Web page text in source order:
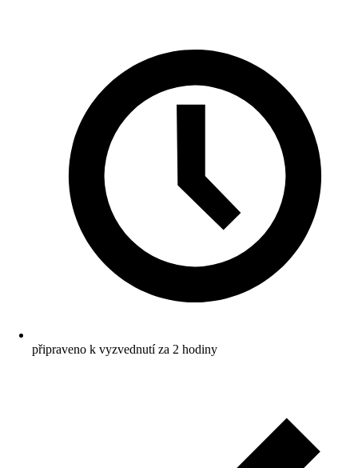
připraveno k vyzvednutí za 2 hodiny